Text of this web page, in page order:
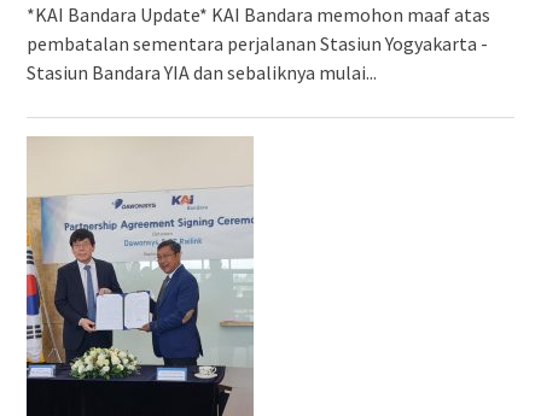
*KAI Bandara Update* KAI Bandara memohon maaf atas
pembatalan sementara perjalanan Stasiun Yogyakarta -
Stasiun Bandara YIA dan sebaliknya mulai...